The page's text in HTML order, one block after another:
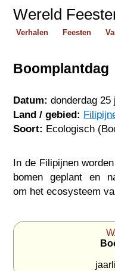
Wereld
Verhalen Feesten
Boomplantdag
Datum: donderdag 25
Land / gebied:
Soort: Ecologisch
In de Filipijnen
bomen geplant en
om het ecosysteem